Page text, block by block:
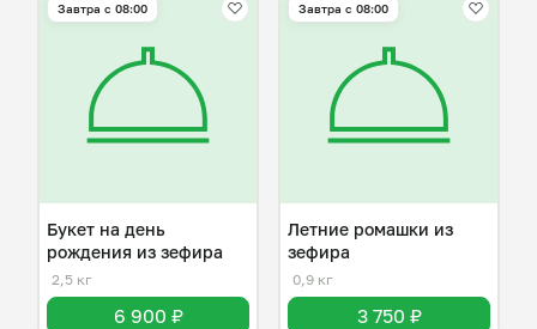
Завтра c 08:00
Букет на день
рождения из зефира
2,5 кг
6 900 ₽
Завтра c 08:00
Летние ромашки из
зефира
0,9 кг
3 750 ₽